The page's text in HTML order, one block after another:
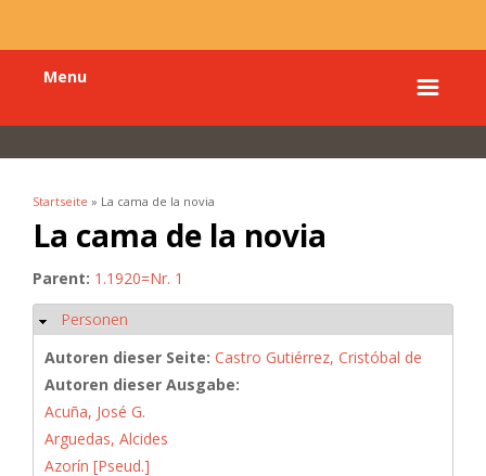
Menu
Sie sind hier
Startseite » La cama de la novia
La cama de la novia
Parent: 1.1920=Nr. 1
Ausblenden
Personen
Autoren dieser Seite: Castro Gutiérrez, Cristóbal de
Autoren dieser Ausgabe:
Acuña, José G.
Arguedas, Alcides
Azorín [Pseud.]